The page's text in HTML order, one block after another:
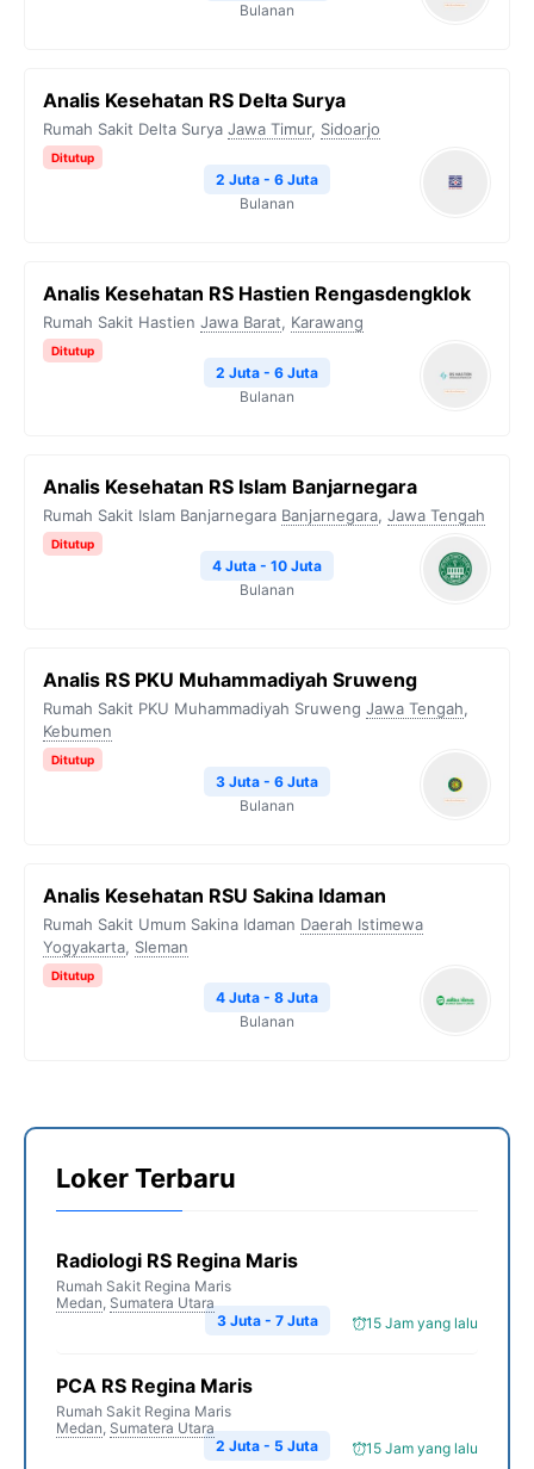
Bulanan
Analis Kesehatan RS Delta Surya
Rumah Sakit Delta Surya Jawa Timur, Sidoarjo
Ditutup
2 Juta - 6 Juta
Bulanan
Analis Kesehatan RS Hastien Rengasdengklok
Rumah Sakit Hastien Jawa Barat, Karawang
Ditutup
2 Juta - 6 Juta
Bulanan
Analis Kesehatan RS Islam Banjarnegara
Rumah Sakit Islam Banjarnegara Banjarnegara, Jawa Tengah
Ditutup
4 Juta - 10 Juta
Bulanan
Analis RS PKU Muhammadiyah Sruweng
Rumah Sakit PKU Muhammadiyah Sruweng Jawa Tengah,
Kebumen
Ditutup
3 Juta - 6 Juta
Bulanan
Analis Kesehatan RSU Sakina Idaman
Rumah Sakit Umum Sakina Idaman Daerah Istimewa
Yogyakarta, Sleman
Ditutup
4 Juta - 8 Juta
Bulanan
Loker Terbaru
Radiologi RS Regina Maris
Rumah Sakit Regina Maris
Medan, Sumatera Utara
15 Jam yang lalu
3 Juta - 7 Juta
PCA RS Regina Maris
Rumah Sakit Regina Maris
Medan, Sumatera Utara
15 Jam yang lalu
2 Juta - 5 Juta